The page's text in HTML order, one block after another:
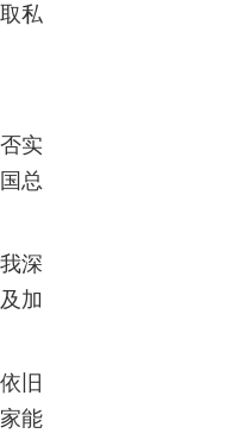
私
实
总
深
加
旧
能